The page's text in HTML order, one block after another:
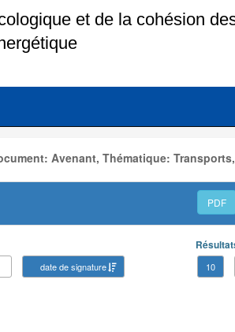
Avenant, Thématique:
PDF
date de signature
10